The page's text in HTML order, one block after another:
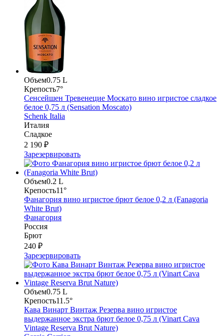
Объем0.75 L
Крепость7°
Сенсейшен Тревенецие Москато вино игристое сладкое
белое 0,75 л (Sensation Moscato)
Schenk Italia
Италия
Сладкое
2 190 ₽
Зарезервировать
Объем0.2 L
Крепость11°
Фанагория вино игристое брют белое 0,2 л (Fanagoria
White Brut)
Фанагория
Россия
Брют
240 ₽
Зарезервировать
Объем0.75 L
Крепость11.5°
Кава Винарт Винтаж Резерва вино игристое
выдержанное экстра брют белое 0,75 л (Vinart Cava
Vintage Reserva Brut Nature)